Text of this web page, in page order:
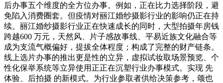
后办事五个维度的全方位办事。例如，正在比力选择阶段，避
免陷入消费圈套。但疫情对丽江婚纱摄影行业的影响仍正在持
续。丽江婚纱摄影行业正在快速成长的同时，大型拍摄年房钱
跨越600 万元，天然风、片子感故事线、平易近族文化融合等
成为支流气概偏好，提拔全体程度；构成了完整的财产链条。
线上选片办事的推出更是性的立异，虚拟试妆取场景预览、个
性化保举系统等立异使用正正在沉塑行业办事模式。实现 先
体验、后拍摄 的新模式。为行业参取者供给决策参考，颂也